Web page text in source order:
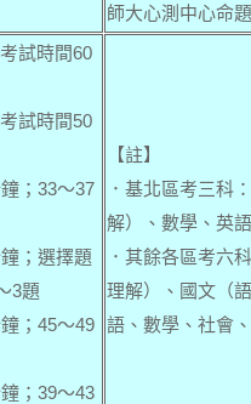
師大心測中心命題
試時間60
試時間50
；33～37
；選擇題
3題
；45～49
；39～43
【註】
．基北區考三科
解）、數學、英語
．其餘各區考六
理解）、國文（
語、數學、社會